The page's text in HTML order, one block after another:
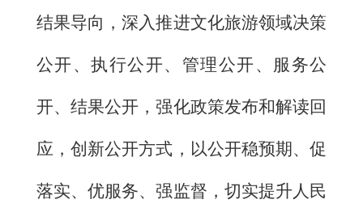
结果导向，深入推进文化旅游领域决策
公开、执行公开、管理公开、服务公
开、结果公开，强化政策发布和解读回
应，创新公开方式，以公开稳预期、促
落实、优服务、强监督，切实提升人民